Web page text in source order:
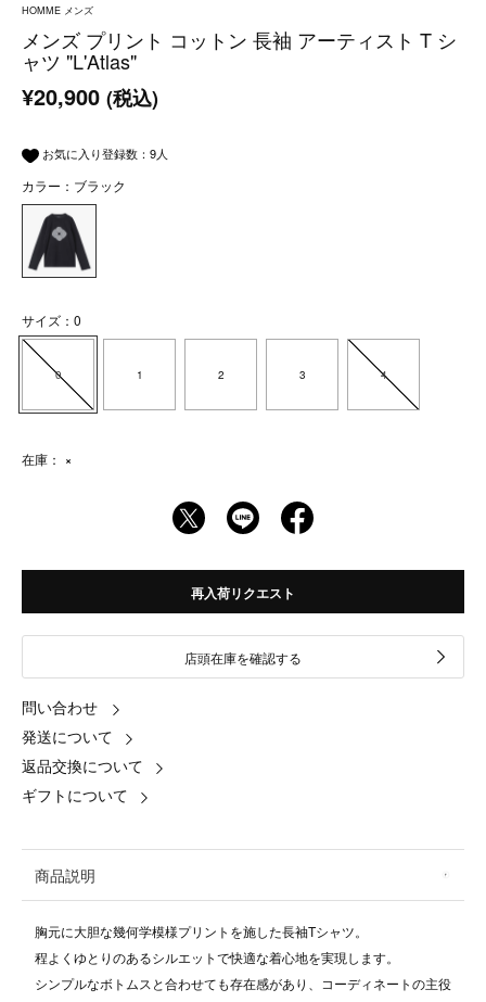
HOMME メンズ
メンズ プリント コットン 長袖 アーティスト T シ
ャツ "L'Atlas"
¥20,900 (税込)
お気に入り登録数： 9人
カラー：ブラック
サイズ：0
0 1 2 3 4
在庫： ×
再入荷リクエスト
店頭在庫を確認する
問い合わせ
発送について
返品交換について
ギフトについて
商品説明
胸元に大胆な幾何学模様プリントを施した長袖Tシャツ。
程よくゆとりのあるシルエットで快適な着心地を実現します。
シンプルなボトムスと合わせても存在感があり、コーディネートの主役